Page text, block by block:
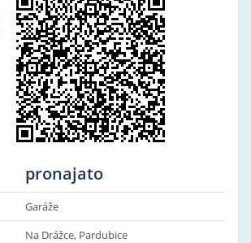
pronajato
Garáže
Na Drážce, Pardubice